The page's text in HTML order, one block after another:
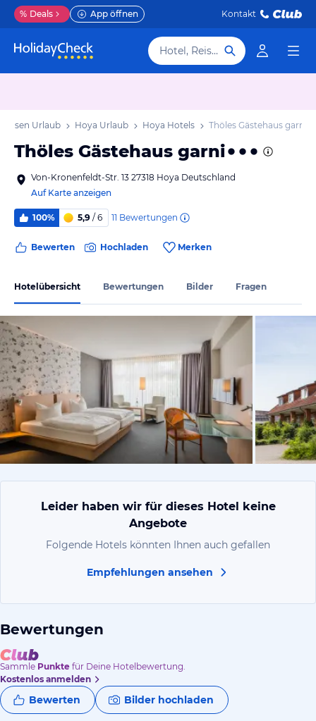
% Deals App öffnen Kontakt
Hotel, Reiseziel
Urlaub Hoya Urlaub Hoya Hotels Thöles Gästehaus garni
Thöles Gästehaus garni
Von-Kronenfeldt-Str. 13 27318 Hoya Deutschland
Auf Karte anzeigen
100% 5,9 / 6 11 Bewertungen
Bewerten Hochladen Merken
Hotelübersicht Bewertungen Bilder Fragen
vom
Leider haben wir für dieses Hotel keine
Angebote
Folgende Hotels könnten Ihnen auch gefallen
Empfehlungen ansehen
Bewertungen
Sammle Punkte für Deine Hotelbewertung.
Kostenlos anmelden
Bewerten Bilder hochladen